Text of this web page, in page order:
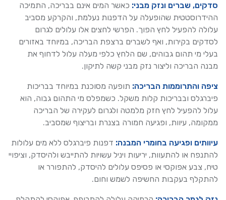
סדקים, שברים ונזק מבני: כאשר המים אינם בבריכה, התמיכה
ההידרוסטטית שהופעלה על הדפנות נעלמת, והקרקע מסביב
עלולה להפעיל לחץ הפוך. הפרשי לחצים אלו עלולים לגרום
לסדקים בקירות, ואף לשברים ברצפת הבריכה, במיוחד באזורים
בעלי מי תהום גבוהים, שם הלחץ כלפי מעלה עלול לדחוף את
מבנה הבריכה וליצור נזק מבני קשה לתיקון.
ציפה והתרוממות הבריכה: תופעה מסוכנת במיוחד בבריכות
פיברגלס ובבריכות קלות משקל. כשמפלס מי התהום גבוה, הוא
עלול להפעיל לחץ חזק מלמטה ולגרום לעקירה של הבריכה
ממקומה, עיוות, ופגיעה חמורה בצנרת ובריצוף שמסביב.
עיוותים ופגיעה בחומרי המבנה: דפנות פיברגלס ללא מים עלולות
להתנפח או להתעוות, יריעות ויניל עשויות להתייבש ולהיסדק, וציפויי
טיח, צבע אפוקסי או פסיפס עלולים להיסדק, להתפורר או
להתקלף בעקבות החשיפה לשמש וחום.